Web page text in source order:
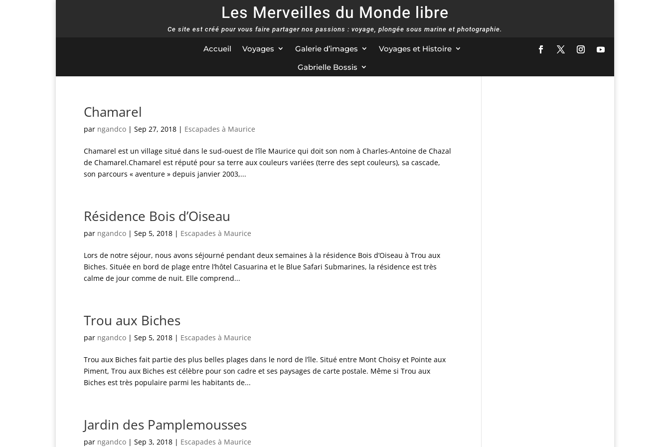
Les Merveilles du Monde libre
Ce site est créé pour vous faire partager nos passions : voyage, plongée sous marine et photographie.
Accueil Voyages Galerie d’images
Voyages et Histoire
Gabrielle Bossis
Chamarel
par ngandco | Sep 27, 2018 | Escapades à Maurice
Chamarel est un village situé dans le sud-ouest de l’île Maurice qui doit son nom à Charles-Antoine de Chazal
de Chamarel.Chamarel est réputé pour sa terre aux couleurs variées (terre des sept couleurs), sa cascade,
son parcours « aventure » depuis janvier 2003,...
Résidence Bois d’Oiseau
par ngandco | Sep 5, 2018 | Escapades à Maurice
Lors de notre séjour, nous avons séjourné pendant deux semaines à la résidence Bois d’Oiseau à Trou aux
Biches. Située en bord de plage entre l’hôtel Casuarina et le Blue Safari Submarines, la résidence est très
calme de jour comme de nuit. Elle comprend...
Trou aux Biches
par ngandco | Sep 5, 2018 | Escapades à Maurice
Trou aux Biches fait partie des plus belles plages dans le nord de l’île. Situé entre Mont Choisy et Pointe aux
Piment, Trou aux Biches est célèbre pour son cadre et ses paysages de carte postale. Même si Trou aux
Biches est très populaire parmi les habitants de...
Jardin des Pamplemousses
par ngandco | Sep 3, 2018 | Escapades à Maurice